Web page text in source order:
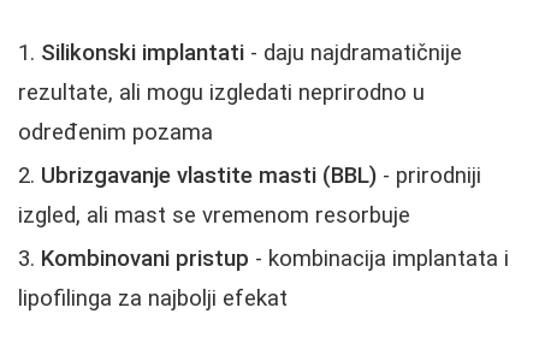
Silikonski implantati - daju najdramatičnije
rezultate, ali mogu izgledati neprirodno u
određenim pozama
Ubrizgavanje vlastite masti (BBL) - prirodniji
izgled, ali mast se vremenom resorbuje
Kombinovani pristup - kombinacija implantata i
lipofilinga za najbolji efekat